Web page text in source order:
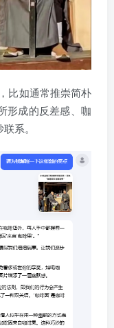
比如通常推崇简朴
形成的反差感、咖
系。